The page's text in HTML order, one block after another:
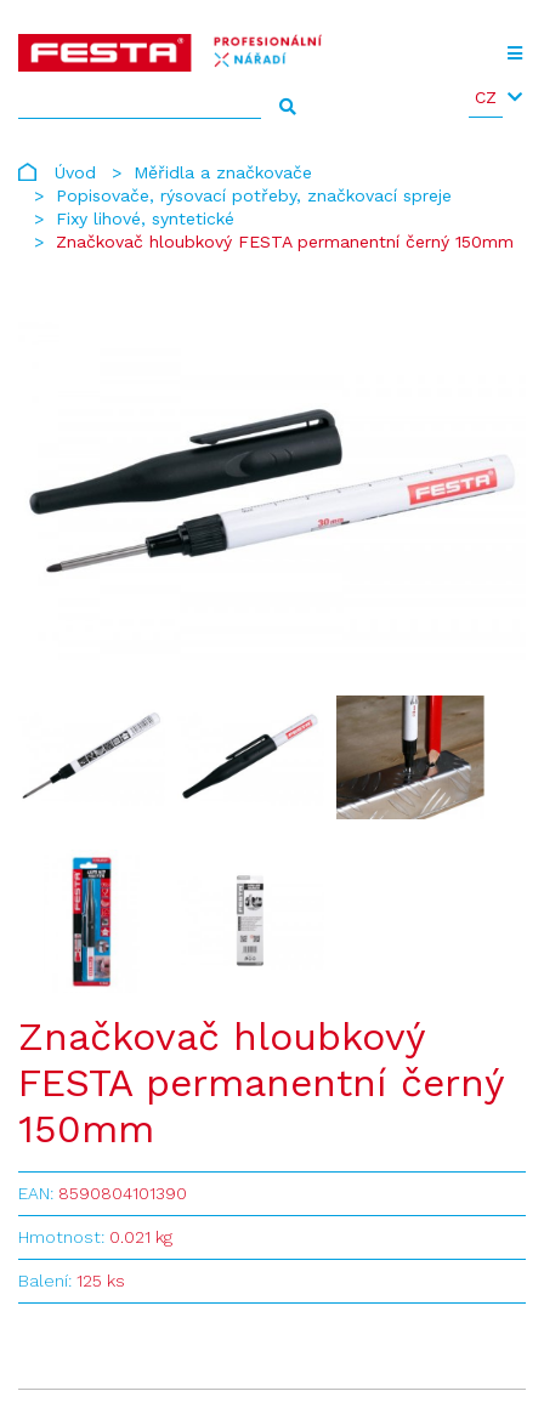
CZ
Úvod
Měřidla a značkovače
Popisovače, rýsovací potřeby, značkovací spreje
Fixy lihové, syntetické
Značkovač hloubkový FESTA permanentní černý 150mm
Značkovač hloubkový
FESTA permanentní černý
150mm
EAN: 8590804101390
Hmotnost: 0.021 kg
Balení: 125 ks